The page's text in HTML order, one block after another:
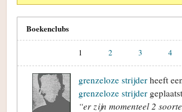
Boekenclubs
1 2 3 4
grenzeloze strijder heeft
grenzeloze strijder
“er zijn momenteel 2